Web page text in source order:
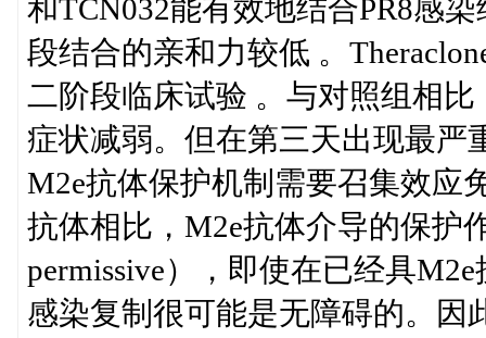
和TCN032能有效地结合PR8感
段结合的亲和力较低 。
二阶段临床试验 。与对照组相
症状减弱。但在第三天出现最严
M2e抗体保护机制需要召集效应
抗体相比，M2e抗体介导的保护
permissive），即使在已经具
感染复制很可能是无障碍的。因